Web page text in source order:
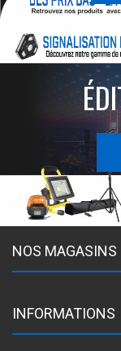
NOS MAGASINS
INFORMATIONS